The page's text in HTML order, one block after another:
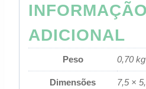
INFORMAÇÃO
ADICIONAL
Peso 0,70 kg
Dimensões 7,5 ×